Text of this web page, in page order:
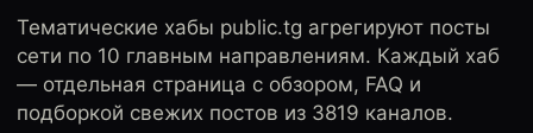
Тематические хабы public.tg агрегируют посты
сети по 10 главным направлениям. Каждый хаб
— отдельная страница с обзором, FAQ и
подборкой свежих постов из 3819 каналов.